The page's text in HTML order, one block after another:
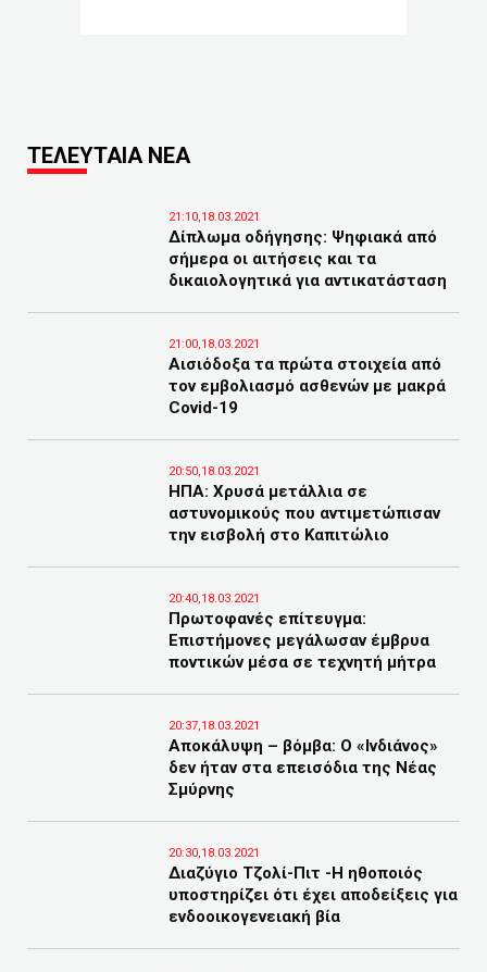
ΤΕΛΕΥΤΑΙΑ ΝΕΑ
21:10,18.03.2021
Δίπλωμα οδήγησης: Ψηφιακά από
σήμερα οι αιτήσεις και τα
δικαιολογητικά για αντικατάσταση
21:00,18.03.2021
Αισιόδοξα τα πρώτα στοιχεία από
τον εμβολιασμό ασθενών με μακρά
Covid-19
20:50,18.03.2021
ΗΠΑ: Χρυσά μετάλλια σε
αστυνομικούς που αντιμετώπισαν
την εισβολή στο Καπιτώλιο
20:40,18.03.2021
Πρωτοφανές επίτευγμα:
Επιστήμονες μεγάλωσαν έμβρυα
ποντικών μέσα σε τεχνητή μήτρα
20:37,18.03.2021
Αποκάλυψη – βόμβα: Ο «Ινδιάνος»
δεν ήταν στα επεισόδια της Νέας
Σμύρνης
20:30,18.03.2021
Διαζύγιο Τζολί-Πιτ -Η ηθοποιός
υποστηρίζει ότι έχει αποδείξεις για
ενδοοικογενειακή βία